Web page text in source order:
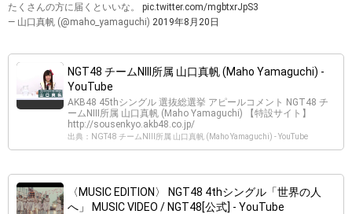
たくさんの方に届くといいな。 pic.twitter.com/mgbtxrJpS3
— 山口真帆 (@maho_yamaguchi) 2019年8月20日
NGT48 チームNIII所属 山口真帆 (Maho Yamaguchi) -
YouTube
AKB48 45thシングル 選抜総選挙 アピールコメント NGT48 チ
ームNIII所属 山口真帆 (Maho Yamaguchi) 【特設サイト】
http://sousenkyo.akb48.co.jp/
出典：NGT48 チームNIII所属 山口真帆 (Maho Yamaguchi) - YouTube
〈MUSIC EDITION〉 NGT48 4thシングル「世界の人
へ」 MUSIC VIDEO / NGT48[公式] - YouTube